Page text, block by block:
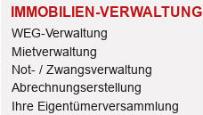
IMMOBILIEN-VERWALTUNG
WEG-Verwaltung
Mietverwaltung
Not- / Zwangsverwaltung
Abrechnungserstellung
Ihre Eigentümerversammlung